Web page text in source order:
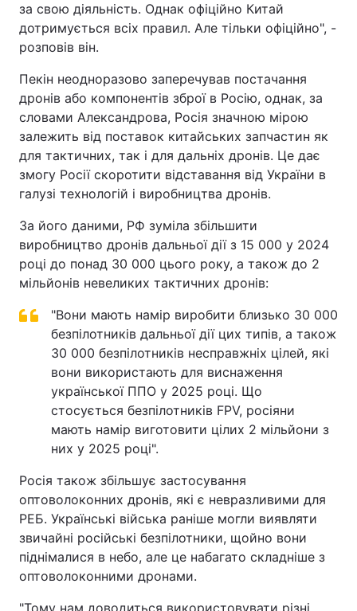
за свою діяльність. Однак офіційно Китай
дотримується всіх правил. Але тільки офіційно", -
розповів він.
Пекін неодноразово заперечував постачання
дронів або компонентів зброї в Росію, однак, за
словами Александрова, Росія значною мірою
залежить від поставок китайських запчастин як
для тактичних, так і для дальніх дронів. Це дає
змогу Росії скоротити відставання від України в
галузі технологій і виробництва дронів.
За його даними, РФ зуміла збільшити
виробництво дронів дальньої дії з 15 000 у 2024
році до понад 30 000 цього року, а також до 2
мільйонів невеликих тактичних дронів:
"Вони мають намір виробити близько 30 000
безпілотників дальньої дії цих типів, а також
30 000 безпілотників несправжніх цілей, які
вони використають для виснаження
української ППО у 2025 році. Що
стосується безпілотників FPV, росіяни
мають намір виготовити цілих 2 мільйони з
них у 2025 році".
Росія також збільшує застосування
оптоволоконних дронів, які є невразливими для
РЕБ. Українські війська раніше могли виявляти
звичайні російські безпілотники, щойно вони
піднімалися в небо, але це набагато складніше з
оптоволоконними дронами.
"Тому нам доводиться використовувати різні